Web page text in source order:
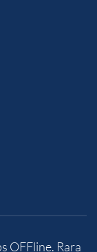
OFFline. Rara